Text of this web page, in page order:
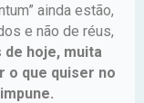
ainda estão,
e não de réus,
de hoje, muita
o que quiser no